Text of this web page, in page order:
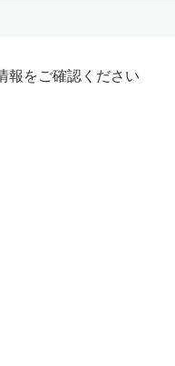
報をご確認ください